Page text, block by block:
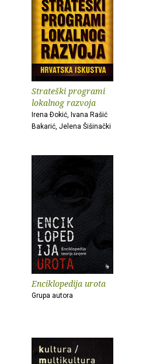
Strateški programi
lokalnog razvoja
Irena Ðokić, Ivana Rašić
Bakarić, Jelena Šišinački
Enciklopedija urota
Grupa autora